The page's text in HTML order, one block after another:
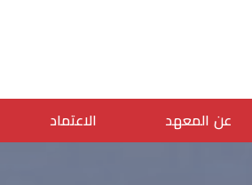
عن المعهد الاعتماد